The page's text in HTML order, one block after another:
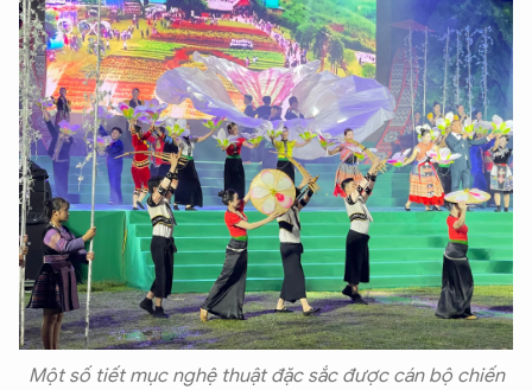
Một số tiết mục nghệ thuật đặc sắc được cán bộ chiến